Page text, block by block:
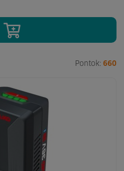
Pontok: 660